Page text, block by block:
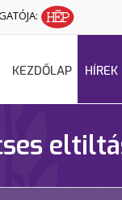
KEZDŐLAP HÍREK